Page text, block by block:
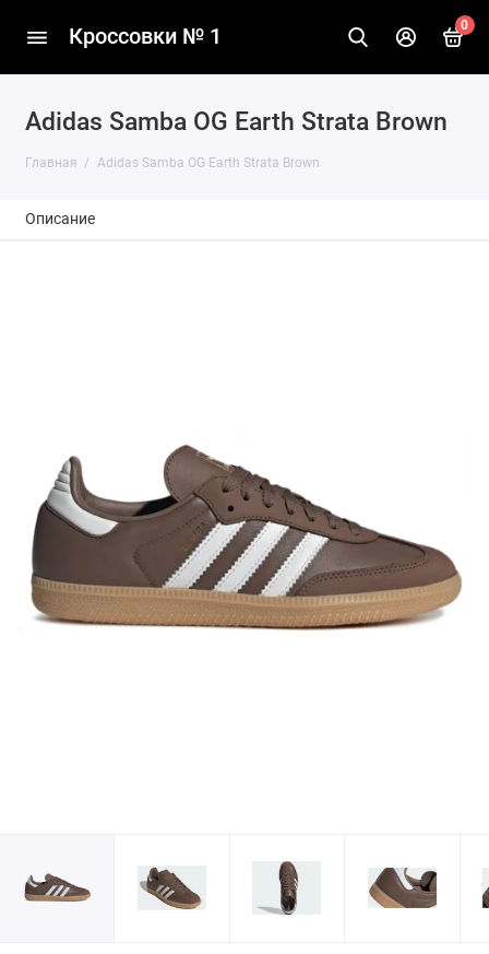
Кроссовки № 1 0
Adidas Samba OG Earth Strata Brown
Главная Adidas Samba OG Earth Strata Brown
Описание